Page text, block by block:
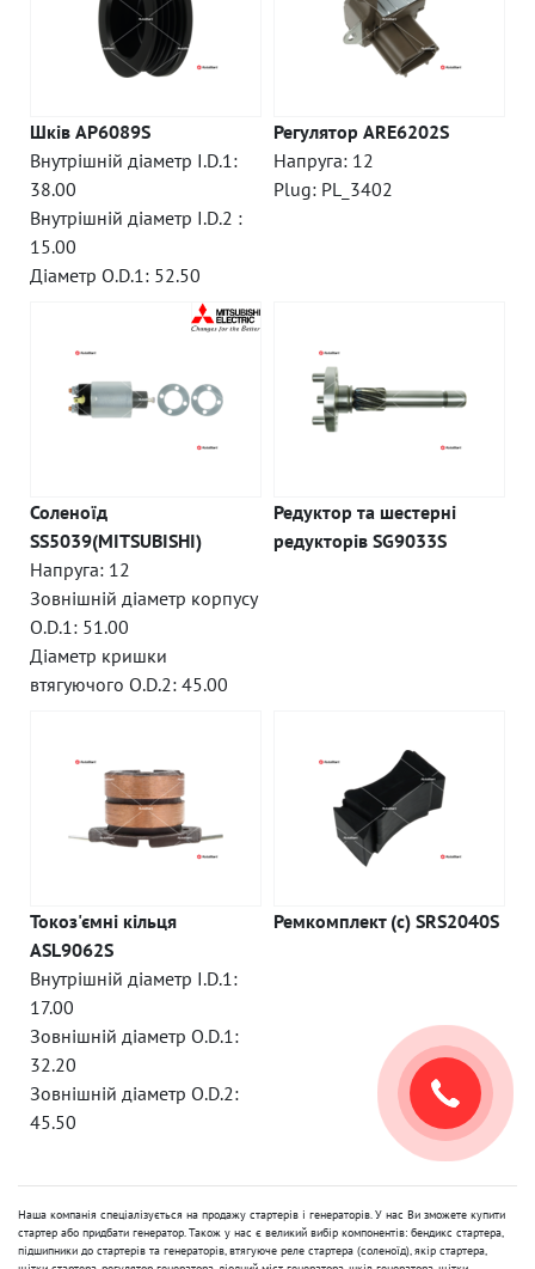
Шків AP6089S
Внутрішній діаметр I.D.1:
38.00
Внутрішній діаметр I.D.2 :
15.00
Діаметр O.D.1: 52.50
Регулятор ARE6202S
Напруга: 12
Plug: PL_3402
Соленоїд
SS5039(MITSUBISHI)
Напруга: 12
Зовнішній діаметр корпусу
O.D.1: 51.00
Діаметр кришки
втягуючого O.D.2: 45.00
Редуктор та шестерні
редукторів SG9033S
Токоз'ємні кільця
ASL9062S
Внутрішній діаметр I.D.1:
17.00
Зовнішній діаметр O.D.1:
32.20
Зовнішній діаметр O.D.2:
45.50
Ремкомплект (c) SRS2040S
Наша компанія спеціалізується на продажу стартерів і генераторів. У нас Ви зможете купити
стартер або придбати генератор. Також у нас є великий вибір компонентів: бендикс стартера,
підшипники до стартерів та генераторів, втягуюче реле стартера (соленоїд), якір стартера,